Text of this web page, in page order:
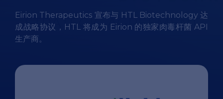
Eirion Therapeutics 宣布与 HTL Biotechnology 达
成战略协议，HTL 将成为 Eirion 的独家肉毒杆菌 API
生产商。